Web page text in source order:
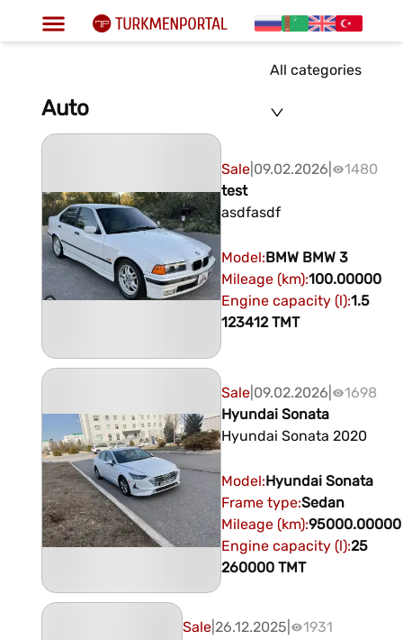
Auto
All categories
Sale| 09.02.2026
1480
test
asdfasdf
Model:BMW BMW 3
Mileage (km):100.00000
Engine capacity (l):1.5
123412TMT
Sale| 09.02.2026
1698
Hyundai Sonata
Hyundai Sonata 2020
Model:Hyundai Sonata
Frame type:Sedan
Mileage (km):95000.00000
Engine capacity (l):25
260000TMT
Sale |26.12.2025
1931